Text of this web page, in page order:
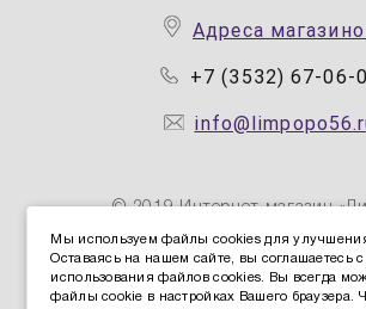
Адреса
+7 (3532) 67-06-
© 2019 Интернет магазин
Политика конфиденциальности
Политика защиты и обработки
Мы используем файлы cookies для
Оставаясь на нашем сайте, вы соглашаетесь
использования файлов cookies. Вы всегда
файлы cookie в настройках Вашего браузера.